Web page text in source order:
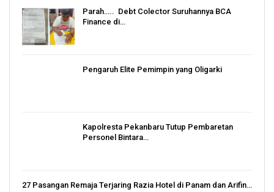
Parah….. Debt Colector Suruhannya BCA
Finance di…
Pengaruh Elite Pemimpin yang Oligarki
Kapolresta Pekanbaru Tutup Pembaretan
Personel Bintara…
27 Pasangan Remaja Terjaring Razia Hotel di Panam dan Arifin…